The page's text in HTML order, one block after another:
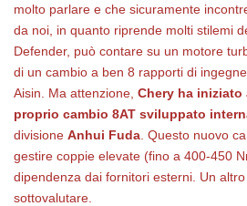
molto parlare e che sicuramente
da noi, in quanto riprende molti stilemi
Defender, può contare su un motore
di un cambio a ben 8 rapporti di
Aisin. Ma attenzione, Chery ha iniziato
proprio cambio 8AT sviluppato
divisione Anhui Fuda . Questo nuovo
gestire coppie elevate (fino a 400-450
dipendenza dai fornitori esterni. Un
sottovalutare.